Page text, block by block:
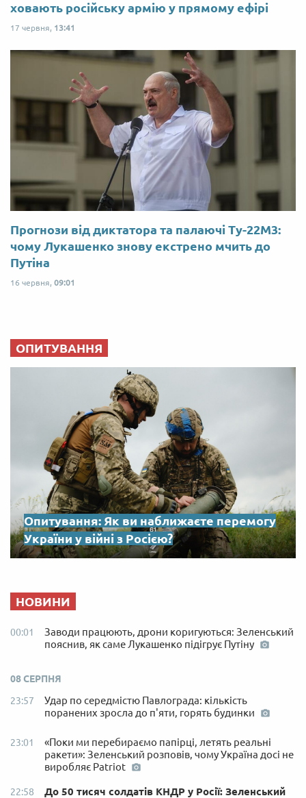
ховають російську армію у прямому ефірі
17 червня, 13:41
Прогнози від диктатора та палаючі Ту-22М3:
чому Лукашенко знову екстрено мчить до
Путіна
16 червня, 09:01
ОПИТУВАННЯ
Опитування: Як ви наближаєте перемогу
України у війні з Росією?
НОВИНИ
00:01
Заводи працюють, дрони коригуються: Зеленський
пояснив, як саме Лукашенко підігрує Путіну
08 СЕРПНЯ
23:57
Удар по середмістю Павлограда: кількість
поранених зросла до п'яти, горять будинки
23:01
«Поки ми перебираємо папірці, летять реальні
ракети»: Зеленський розповів, чому Україна досі не
виробляє Patriot
22:58
До 50 тисяч солдатів КНДР у Росії: Зеленський